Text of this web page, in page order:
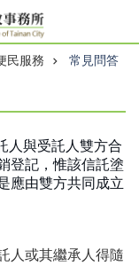
民服務 常見問答
人與受託人雙方合
登記，惟該信託塗
應由雙方共同成立
人或其繼承人得隨